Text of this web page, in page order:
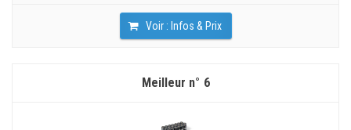
Voir : Infos & Prix
6